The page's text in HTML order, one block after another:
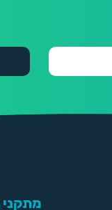
מתקני